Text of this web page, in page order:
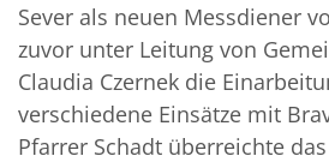
Sever als neuen Messdiener
zuvor unter Leitung von
Claudia Czernek die
verschiedene Einsätze mit
Pfarrer Schadt überreichte